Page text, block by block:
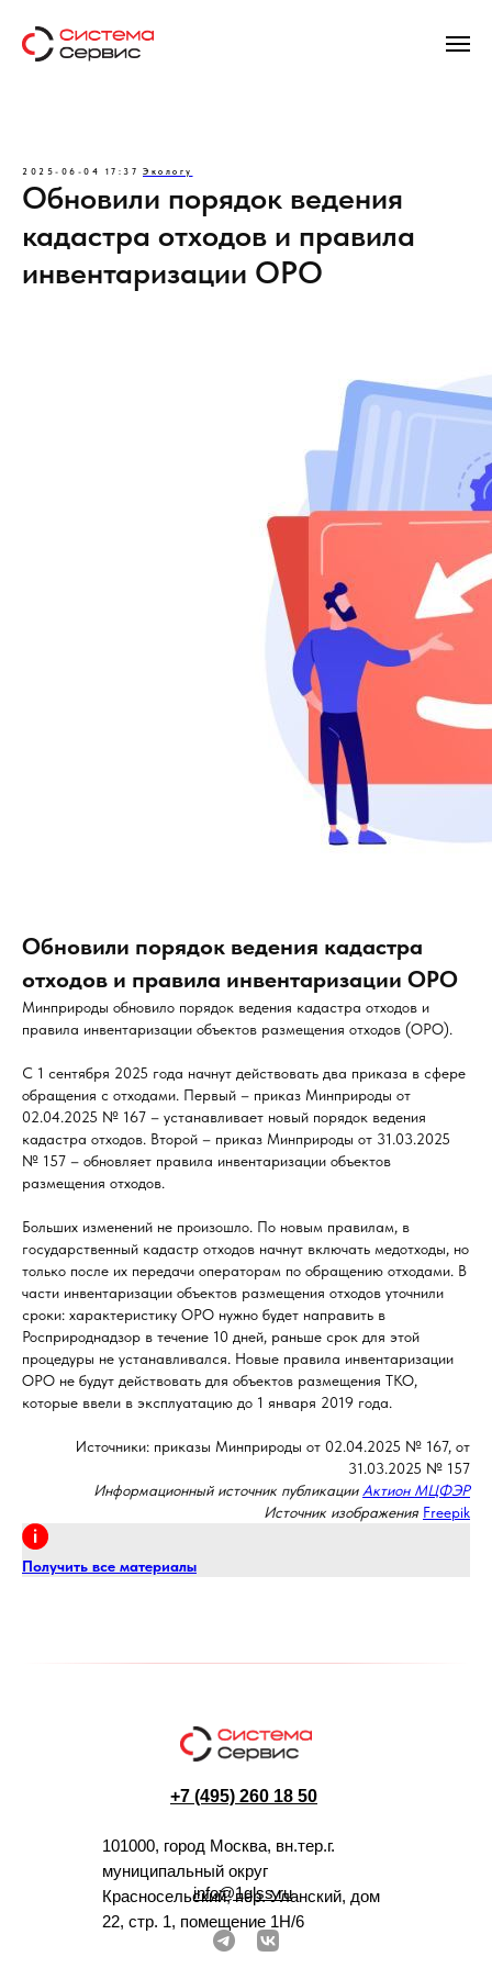
2025-06-04 17:37 Экологу
Обновили порядок ведения
кадастра отходов и правила
инвентаризации ОРО
Обновили порядок ведения кадастра
отходов и правила инвентаризации ОРО
Минприроды обновило порядок ведения кадастра отходов и
правила инвентаризации объектов размещения отходов (ОРО).
С 1 сентября 2025 года начнут действовать два приказа в сфере
обращения с отходами. Первый – приказ Минприроды от
02.04.2025 № 167 – устанавливает новый порядок ведения
кадастра отходов. Второй – приказ Минприроды от 31.03.2025
№ 157 – обновляет правила инвентаризации объектов
размещения отходов.
Больших изменений не произошло. По новым правилам, в
государственный кадастр отходов начнут включать медотходы, но
только после их передачи операторам по обращению отходами. В
части инвентаризации объектов размещения отходов уточнили
сроки: характеристику ОРО нужно будет направить в
Росприроднадзор в течение 10 дней, раньше срок для этой
процедуры не устанавливался. Новые правила инвентаризации
ОРО не будут действовать для объектов размещения ТКО,
которые ввели в эксплуатацию до 1 января 2019 года.
Источники: приказы Минприроды от 02.04.2025 № 167, от
31.03.2025 № 157
Информационный источник публикации Актион МЦФЭР
Источник изображения Freepik
Получить все материалы
+7 (495) 260 18 50
101000, город Москва, вн.тер.г.
муниципальный округ
Красносельский, пер. Уланский, дом
22, стр. 1, помещение 1Н/6
info@1glss.ru